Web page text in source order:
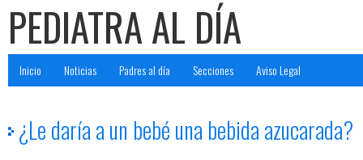
PEDIATRA AL DÍA
Inicio Noticias Padres al día Secciones Aviso Legal
¿Le daría a un bebé una bebida azucarada?